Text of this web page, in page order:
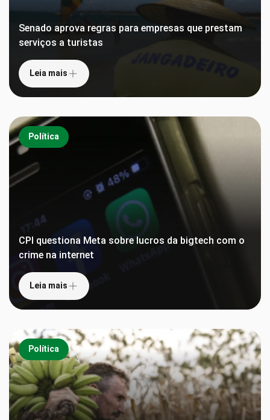
Senado aprova regras para empresas que prestam
serviços a turistas
Leia mais
Política
CPI questiona Meta sobre lucros da bigtech com o
crime na internet
Leia mais
Política